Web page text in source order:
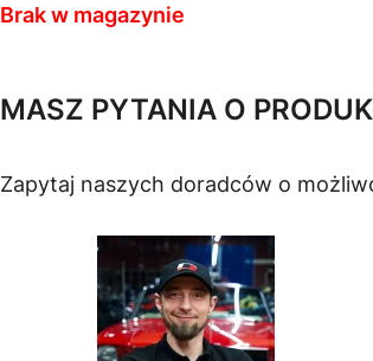
Brak w magazynie
MASZ PYTANIA O
Zapytaj naszych doradców o